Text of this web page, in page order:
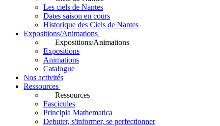
Les ciels de Nantes
Dates saison en cours
Historique des Ciels de Nantes
Expositions/Animations
Expositions/Animations
Expositions
Animations
Catalogue
Nos activités
Ressources
Ressources
Fascicules
Principia Mathematica
Debuter, s'informer, se perfectionner